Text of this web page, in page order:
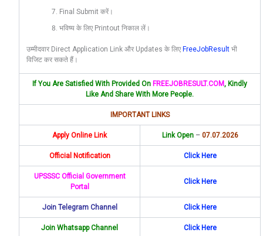
Final Submit करें।
भविष्य के लिए Printout निकाल लें।
उम्मीदवार Direct Application Link और Updates के लिए FreeJobResult भी
विजिट कर सकते हैं।
If You Are Satisfied With Provided On FREEJOBRESULT.COM, Kindly
Like And Share With More People.
IMPORTANT LINKS
Apply Online Link Link Open –07.07.2026
Official Notification Click Here
UPSSSC Official Government
Portal
Click Here
Join Telegram Channel Click Here
Join Whatsapp Channel Click Here